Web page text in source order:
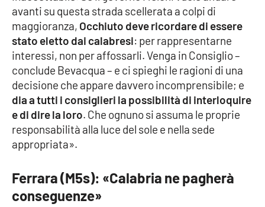
PROGETTI
SPECIALI
Buona Sanità Calabria
LA
CALABRIAVISIONE
Destinazioni
Food
avanti su questa strada scellerata a colpi di
maggioranza, Occhiuto deve ricordare di essere
stato eletto dai calabresi: per rappresentarne
interessi, non per affossarli. Venga in Consiglio –
conclude Bevacqua – e ci spieghi le ragioni di una
decisione che appare davvero incomprensibile; e
dia a tutti i consiglieri la possibilità di interloquire
e di dire la loro. Che ognuno si assuma le proprie
responsabilità alla luce del sole e nella sede
appropriata».
Ferrara (M5s): «Calabria ne pagherà
conseguenze»